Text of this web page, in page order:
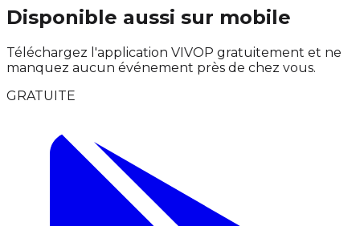
Disponible aussi sur mobile
Téléchargez l'application VIVOP gratuitement et ne
manquez aucun événement près de chez vous.
GRATUITE